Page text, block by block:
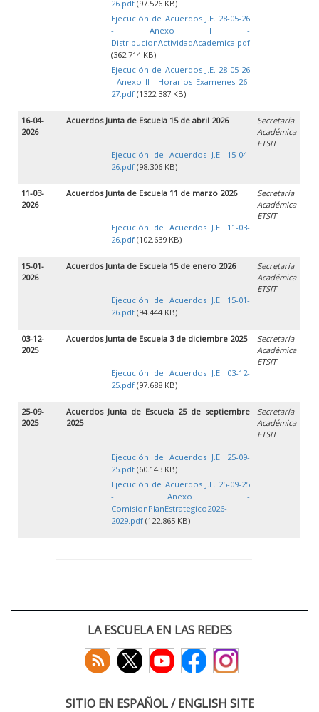
26.pdf (97.526 KB)
Ejecución de Acuerdos J.E. 28-05-26
- Anexo I -
DistribucionActividadAcademica.pdf
(362.714 KB)
Ejecución de Acuerdos J.E. 28-05-26
- Anexo II - Horarios_Examenes_26-
27.pdf (1322.387 KB)
16-04-
2026
Acuerdos Junta de Escuela 15 de abril 2026
Ejecución de Acuerdos J.E. 15-04-
26.pdf (98.306 KB)
Secretaría
Académica
ETSIT
11-03-
2026
Acuerdos Junta de Escuela 11 de marzo 2026
Ejecución de Acuerdos J.E. 11-03-
26.pdf (102.639 KB)
Secretaría
Académica
ETSIT
15-01-
2026
Acuerdos Junta de Escuela 15 de enero 2026
Ejecución de Acuerdos J.E. 15-01-
26.pdf (94.444 KB)
Secretaría
Académica
ETSIT
03-12-
2025
Acuerdos Junta de Escuela 3 de diciembre 2025
Ejecución de Acuerdos J.E. 03-12-
25.pdf (97.688 KB)
Secretaría
Académica
ETSIT
25-09-
2025
Acuerdos Junta de Escuela 25 de septiembre
2025
Ejecución de Acuerdos J.E. 25-09-
25.pdf (60.143 KB)
Ejecución de Acuerdos J.E. 25-09-25
- Anexo I-
ComisionPlanEstrategico2026-
2029.pdf (122.865 KB)
Secretaría
Académica
ETSIT
LA ESCUELA EN LAS REDES
SITIO EN ESPAÑOL / ENGLISH SITE